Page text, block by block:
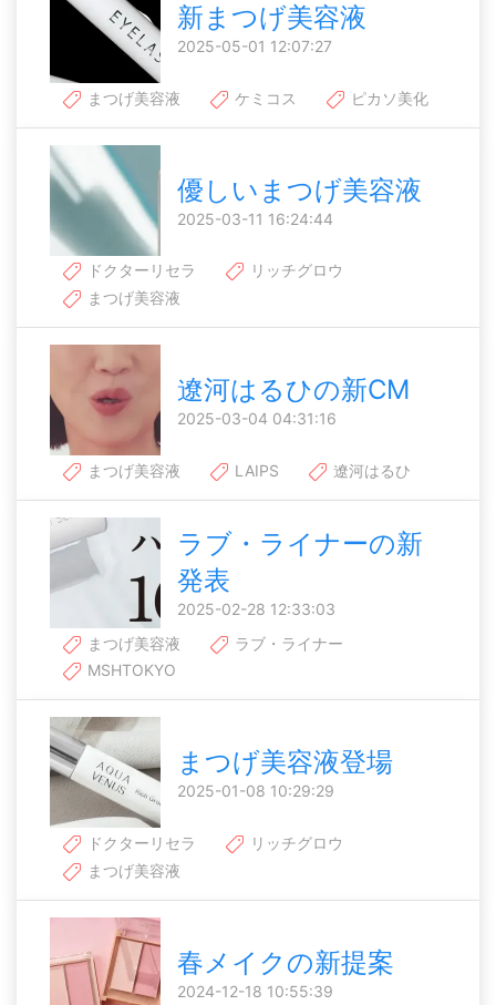
新まつげ美容液
2025-05-01 12:07:27
まつげ美容液 ケミコス ピカソ美化
優しいまつげ美容液
2025-03-11 16:24:44
ドクターリセラ
リッチグロウ
まつげ美容液
遼河はるひの新CM
2025-03-04 04:31:16
まつげ美容液 LAIPS 遼河はるひ
ラブ・ライナーの新
発表
2025-02-28 12:33:03
まつげ美容液
ラブ・ライナー
MSHTOKYO
まつげ美容液登場
2025-01-08 10:29:29
ドクターリセラ
リッチグロウ
まつげ美容液
春メイクの新提案
2024-12-18 10:55:39